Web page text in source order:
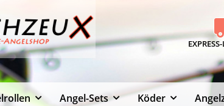
Angel-Sets Köder